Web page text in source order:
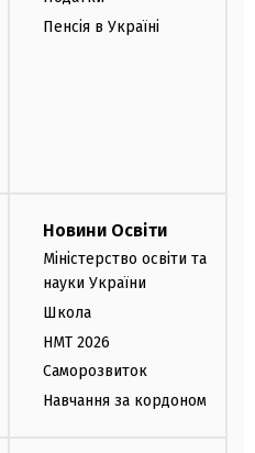
Пенсія в Україні
Новини Освіти
Міністерство освіти та
науки України
Школа
НМТ 2026
Саморозвиток
Навчання за кордоном